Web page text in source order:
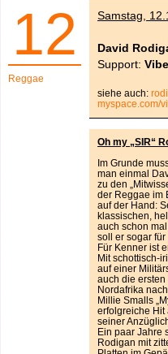
12
Reggae
Samstag,
David
Support:
siehe auch:
myspace.com/
Oh my „SIR“
Im Grunde
man einmal
zu den
der Reggae im
auf der Hand:
klassischen,
auch schon
soll er sogar
Für Kenner ist
Mit schottisch-
auf einer
auch die
Nordafrika
Millie Smalls
erfolgreiche Hit
seiner
Ein paar Jahre
Rodigan mit